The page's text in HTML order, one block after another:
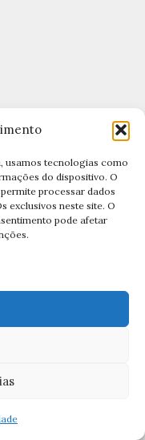
usamos tecnologias como
do dispositivo. O
processar dados
exclusivos neste site. O
pode afetar